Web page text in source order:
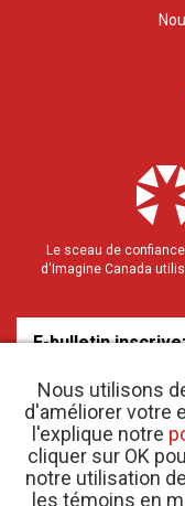
Nous utilisons
d'améliorer votre
l'explique notre
cliquer sur OK
notre utilisation
les témoins en
Le sceau de
d'Imagine Canada
E-bulletin